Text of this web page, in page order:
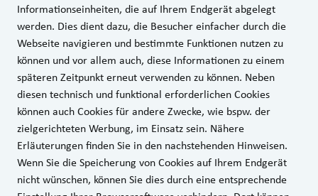
Informationseinheiten, die auf Ihrem Endgerät abgelegt
werden. Dies dient dazu, die Besucher einfacher durch die
Webseite navigieren und bestimmte Funktionen nutzen zu
können und vor allem auch, diese Informationen zu einem
späteren Zeitpunkt erneut verwenden zu können. Neben
diesen technisch und funktional erforderlichen Cookies
können auch Cookies für andere Zwecke, wie bspw. der
zielgerichteten Werbung, im Einsatz sein. Nähere
Erläuterungen finden Sie in den nachstehenden Hinweisen.
Wenn Sie die Speicherung von Cookies auf Ihrem Endgerät
nicht wünschen, können Sie dies durch eine entsprechende